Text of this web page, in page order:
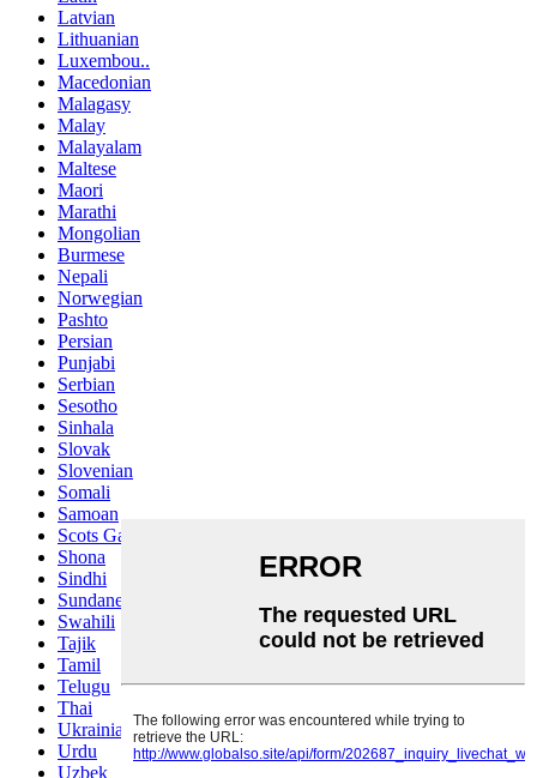
Latvian
Lithuanian
Luxembou..
Macedonian
Malagasy
Malay
Malayalam
Maltese
Maori
Marathi
Mongolian
Burmese
Nepali
Norwegian
Pashto
Persian
Punjabi
Serbian
Sesotho
Sinhala
Slovak
Slovenian
Somali
Samoan
Scots Gaelic
Shona
Sindhi
Sundanese
Swahili
Tajik
Tamil
Telugu
Thai
Ukrainian
Urdu
Uzbek